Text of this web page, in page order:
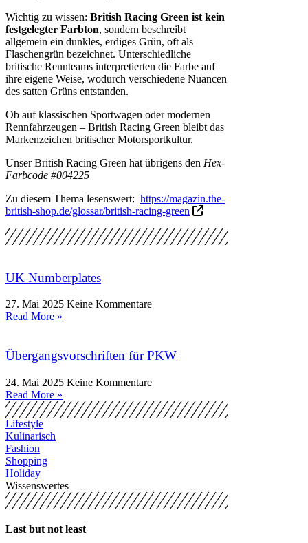
Wichtig zu wissen: British Racing Green ist kein
festgelegter Farbton, sondern beschreibt
allgemein ein dunkles, erdiges Grün, oft als
Flaschengrün bezeichnet. Unterschiedliche
britische Rennteams interpretierten die Farbe auf
ihre eigene Weise, wodurch verschiedene Nuancen
des satten Grüns entstanden.
Ob auf klassischen Sportwagen oder modernen
Rennfahrzeugen – British Racing Green bleibt das
Markenzeichen britischer Motorsportkultur.
Unser British Racing Green hat übrigens den Hex-
Farbcode #004225
Zu diesem Thema lesenswert: https://magazin.the-
british-shop.de/glossar/british-racing-green
UK Numberplates
27. Mai 2025 Keine Kommentare
Read More »
Übergangsvorschriften für PKW
24. Mai 2025 Keine Kommentare
Read More »
Lifestyle
Kulinarisch
Fashion
Shopping
Holiday
Wissenswertes
Last but not least